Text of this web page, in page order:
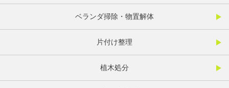
ベランダ掃除・物置解体
片付け整理
植木処分